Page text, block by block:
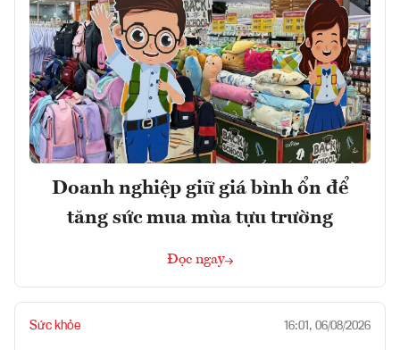
Doanh nghiệp giữ giá bình ổn để
tăng sức mua mùa tựu trường
Đọc ngay
Sức khỏe 16:01, 06/08/2026